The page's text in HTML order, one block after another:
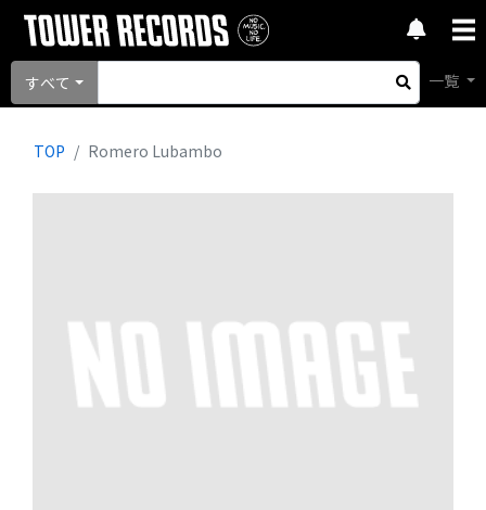
すべて 一覧
TOP Romero Lubambo